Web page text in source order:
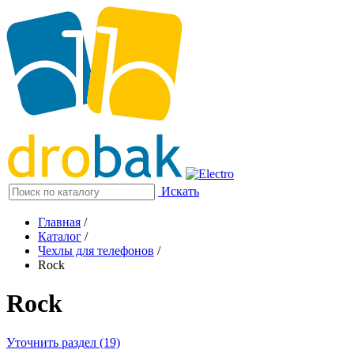
Искать
Главная /
Каталог /
Чехлы для телефонов /
Rock
Rock
Уточнить раздел (19)